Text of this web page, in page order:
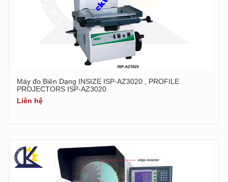
Máy đo Biên Dạng INSIZE ISP-AZ3020 , PROFILE
PROJECTORS ISP-AZ3020
Liên hệ